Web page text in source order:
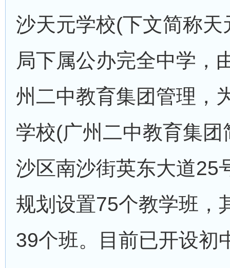
沙天元学校(下文简称
局下属公办完全中学，
州二中教育集团管理，
学校(广州二中教育集
沙区南沙街英东大道25
规划设置75个教学班，
39个班。目前已开设初